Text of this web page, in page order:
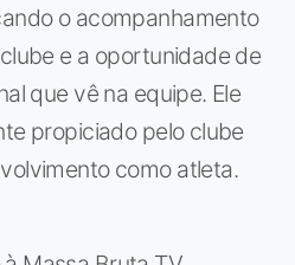
o acompanhamento
e a oportunidade de
que vê na equipe. Ele
propiciado pelo clube
como atleta.